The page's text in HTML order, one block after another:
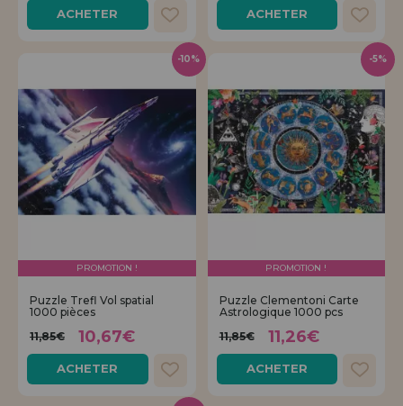
ACHETER ACHETER
PROMOTION !
Puzzle Trefl Vol spatial
1000 pièces
11,85€
10,67€
ACHETER
-10%
PROMOTION !
Puzzle Clementoni Carte
Astrologique 1000 pcs
11,85€
11,26€
ACHETER
-5%